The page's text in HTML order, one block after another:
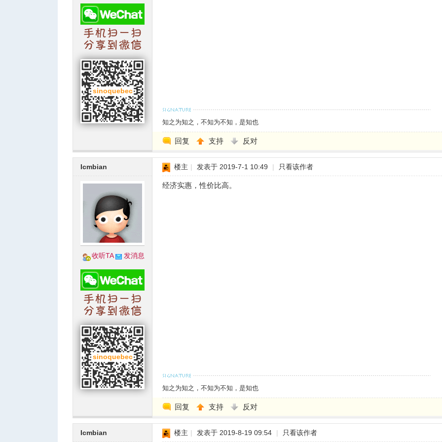
知之为知之 ，不知为不知，是知也
回复 支持 反对
Icmbian
收听TA 发消息
楼主 | 发表于 2019-7-1 10:49 | 只看该作者
经济实惠，性价比高。
知之为知之 ，不知为不知，是知也
回复 支持 反对
Icmbian 楼主 | 发表于 2019-8-19 09:54 | 只看该作者